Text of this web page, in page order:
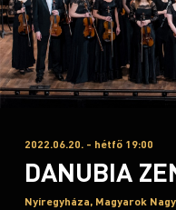
2022.06.20. - hétfő 19:00
DANUBIA
Nyíregyháza, Magyarok